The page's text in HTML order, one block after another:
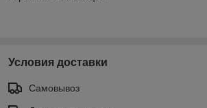
Условия доставки
Самовывоз